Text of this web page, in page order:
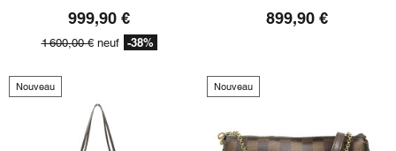
999,90 €
1 600,00 €neuf -38%
899,90 €
Nouveau Nouveau